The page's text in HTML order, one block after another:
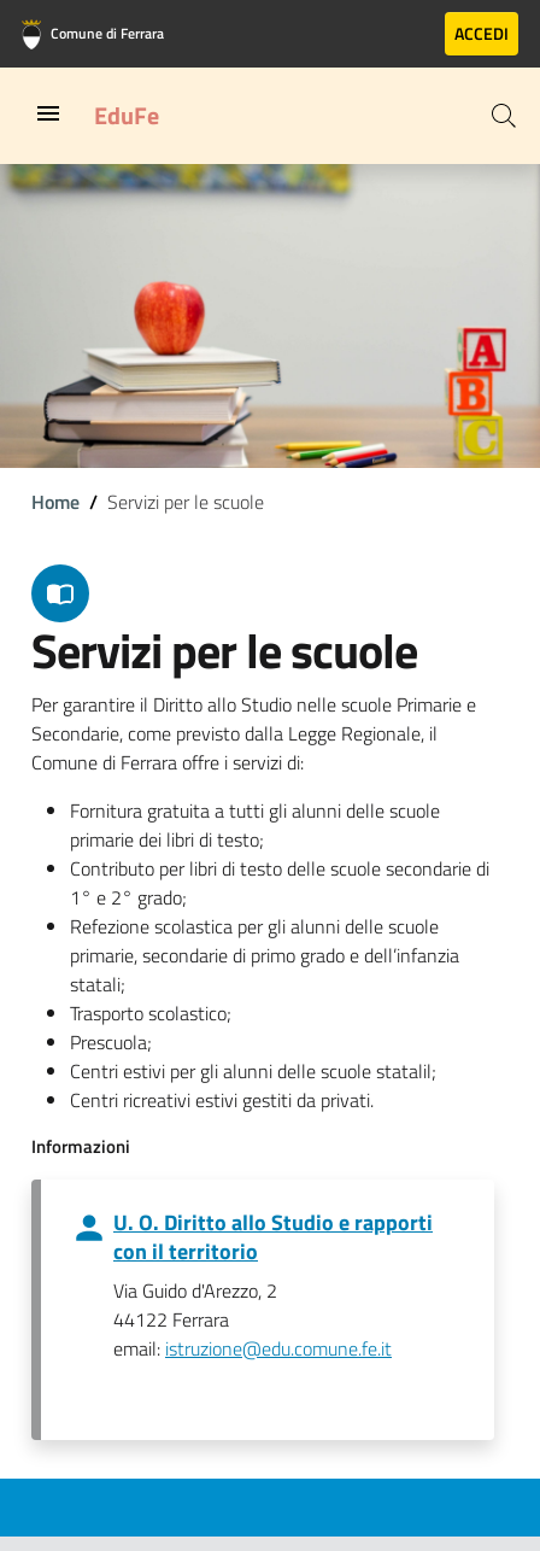
Vai al contenuto principale
Vai al footer
Comune di Ferrara ACCEDI
EduFe
Home Servizi per le scuole
Servizi per le scuole
Per garantire il Diritto allo Studio nelle scuole Primarie e
Secondarie, come previsto dalla Legge Regionale, il
Comune di Ferrara offre i servizi di:
Fornitura gratuita a tutti gli alunni delle scuole
primarie dei libri di testo;
Contributo per libri di testo delle scuole secondarie di
1° e 2° grado;
Refezione scolastica per gli alunni delle scuole
primarie, secondarie di primo grado e dell’infanzia
statali;
Trasporto scolastico;
Prescuola;
Centri estivi per gli alunni delle scuole statalil;
Centri ricreativi estivi gestiti da privati.
Informazioni
U. O. Diritto allo Studio e rapporti
con il territorio
Via Guido d'Arezzo, 2
44122 Ferrara
email: istruzione@edu.comune.fe.it